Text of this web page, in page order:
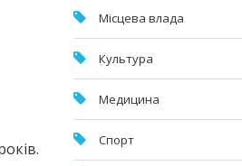
Місцева влада
Культура
Медицина
Спорт